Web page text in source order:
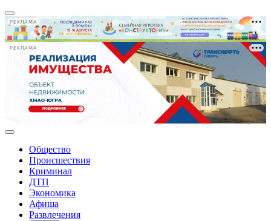
РЕКЛАМА
РЕКЛАМА
Общество
Происшествия
Криминал
ДТП
Экономика
Афиша
Развлечения